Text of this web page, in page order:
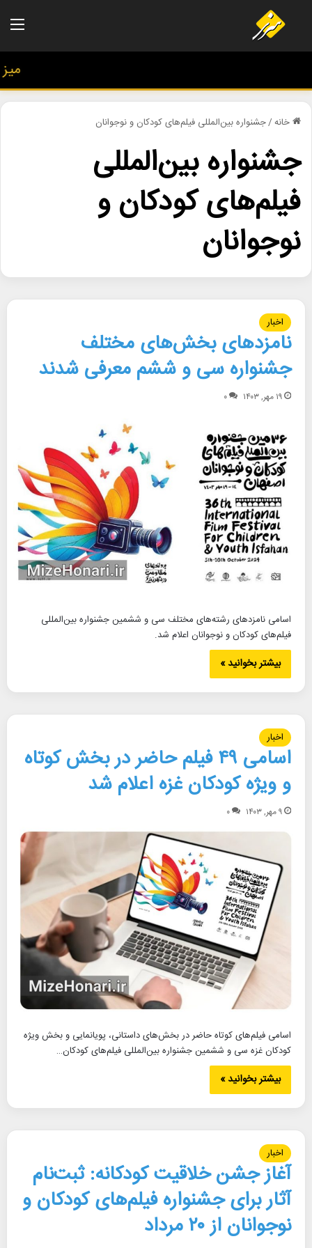
میز
خانه/جشنواره بین‌المللی فیلم‌های کودکان و نوجوانان
جشنواره بین‌المللی
فیلم‌های کودکان و
نوجوانان
اخبار
نامزدهای بخش‌های مختلف
جشنواره سی و ششم معرفی شدند
۱۹ مهر, ۱۴۰۳ ۰
اسامی نامزدهای رشته‌های مختلف سی و ششمین جشنواره بین‌المللی
فیلم‌های کودکان و نوجوانان اعلام شد.
بیشتر بخوانید »
اخبار
اسامی ۴۹ فیلم حاضر در بخش‌ کوتاه
و ویژه کودکان غزه اعلام شد
۹ مهر, ۱۴۰۳ ۰
اسامی فیلم‌های کوتاه حاضر در بخش‌های داستانی، پویانمایی و بخش ویژه
کودکان غزه سی و ششمین جشنواره بین‌المللی فیلم‌های کودکان…
بیشتر بخوانید »
اخبار
آغاز جشن خلاقیت کودکانه: ثبت‌نام
آثار برای جشنواره فیلم‌های کودکان و
نوجوانان از ۲۰ مرداد